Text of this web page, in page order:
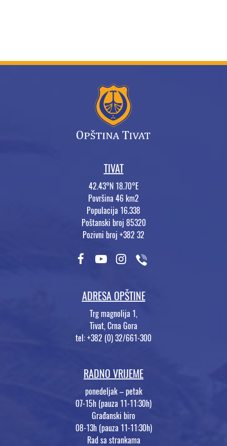
TIVAT
42.43°N 18.70°E
Površina 46 km2
Populacija 16.338
Poštanski broj 85320
Pozivni broj +382 32
ADRESA OPŠTINE
Trg magnolija 1,
Tivat, Crna Gora
tel: +382 (0) 32/661-300
RADNO VRIJEME
ponedeljak – petak
07-15h (pauza 11-11:30h)
Građanski biro
08-13h (pauza 11-11:30h)
Rad sa strankama